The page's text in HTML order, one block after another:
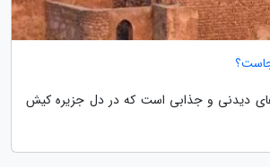
دیدنی و جذابی است که در دل جزیره کیش